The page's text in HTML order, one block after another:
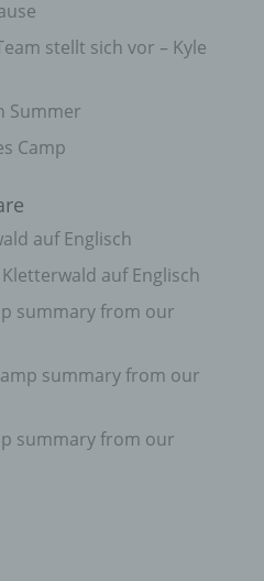
stellt sich vor – Kyle
Summer
Camp
auf Englisch
Kletterwald auf Englisch
summary from our
summary from our
summary from our